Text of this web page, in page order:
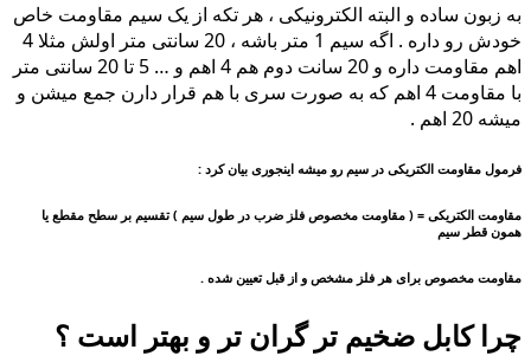
به زبون ساده و البته الکترونیکی ، هر تکه از یک سیم مقاومت خاص
خودش رو داره . اگه سیم 1 متر باشه ، 20 سانتی متر اولش مثلا 4
اهم مقاومت داره و 20 سانت دوم هم 4 اهم و … 5 تا 20 سانتی متر
با مقاومت 4 اهم که به صورت سری با هم قرار دارن جمع میشن و
میشه 20 اهم .
فرمول مقاومت الکتریکی در سیم رو میشه اینجوری بیان کرد :
مقاومت الکتریکی = ( مقاومت مخصوص فلز ضرب در طول سیم ) تقسیم بر سطح مقطع یا
همون قطر سیم
مقاومت مخصوص برای هر فلز مشخص و از قبل تعیین شده .
چرا کابل ضخیم تر گران تر و بهتر است ؟